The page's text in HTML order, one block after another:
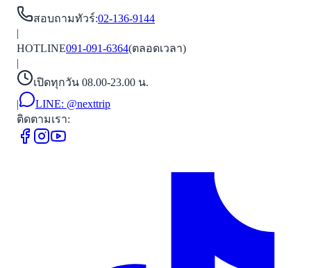
สอบถามทัวร์:02-136-9144
|
HOTLINE091-091-6364(ตลอดเวลา)
|
เปิดทุกวัน 08.00-23.00 น.
|
LINE: @nexttrip
ติดตามเรา: